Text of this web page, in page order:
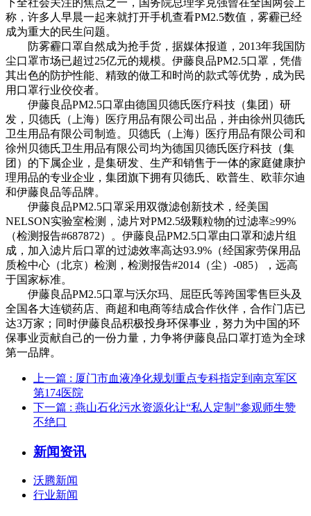
称，许多人早晨一起来就打开手机查看PM2.5数值，雾霾已经
成为重大的民生问题。
防雾霾口罩自然成为抢手货，据媒体报道，2013年我国防
尘口罩市场已超过25亿元的规模。伊藤良品PM2.5口罩，凭借
其出色的防护性能、精致的做工和时尚的款式等优势，成为民
用口罩行业佼佼者。
伊藤良品PM2.5口罩由德国贝德氏医疗科技（集团）研
发，贝德氏（上海）医疗用品有限公司出品，并由徐州贝德氏
卫生用品有限公司制造。贝德氏（上海）医疗用品有限公司和
徐州贝德氏卫生用品有限公司均为德国贝德氏医疗科技（集
团）的下属企业，是集研发、生产和销售于一体的家庭健康护
理用品的专业企业，集团旗下拥有贝德氏、欧普生、欧菲尔迪
和伊藤良品等品牌。
伊藤良品PM2.5口罩采用双微滤创新技术，经美国
NELSON实验室检测，滤片对PM2.5级颗粒物的过滤率≥99%
（检测报告#687872）。伊藤良品PM2.5口罩由口罩和滤片组
成，加入滤片后口罩的过滤效率高达93.9%（经国家劳保用品
质检中心（北京）检测，检测报告#2014（尘）-085），远高
于国家标准。
伊藤良品PM2.5口罩与沃尔玛、屈臣氏等跨国零售巨头及
全国各大连锁药店、商超和电商等结成合作伙伴，合作门店已
达3万家；同时伊藤良品积极投身环保事业，努力为中国的环
保事业贡献自己的一份力量，力争将伊藤良品口罩打造为全球
第一品牌。
上一篇 : 厦门市血液净化规划重点专科指定到南京军区
第174医院
下一篇 : 燕山石化污水资源化让“私人定制”参观师生赞
不绝口
新闻资讯
沃腾新闻
行业新闻